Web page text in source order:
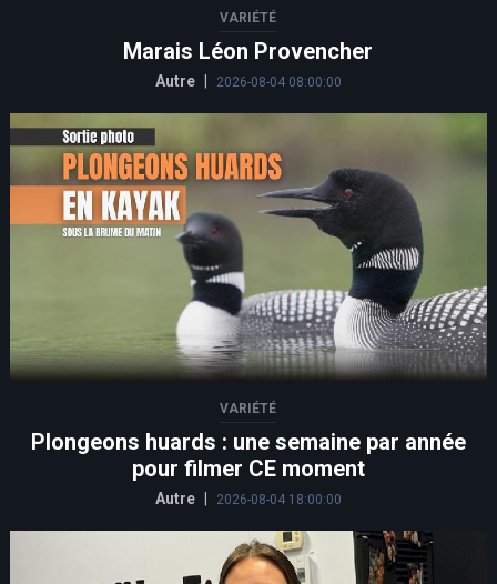
VARIÉTÉ
Marais Léon Provencher
Autre | 2026-08-04 08:00:00
VARIÉTÉ
Plongeons huards : une semaine par année
pour filmer CE moment
Autre 2026-08-04 18:00:00